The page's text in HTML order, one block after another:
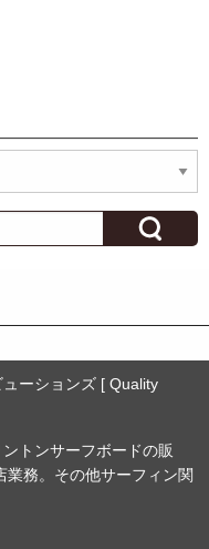
ーションズ [ Quality
トンサーフボードの販
務。その他サーフィン関